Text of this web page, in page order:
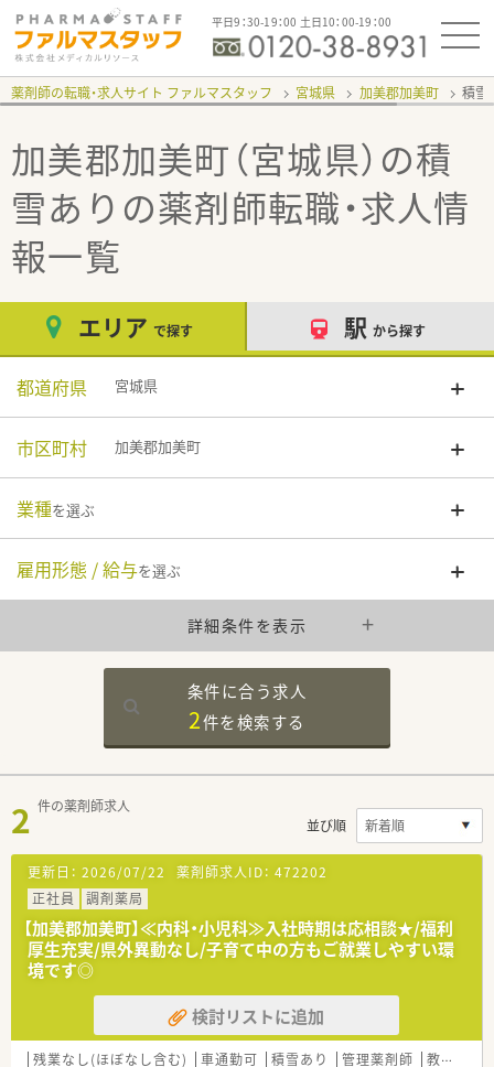
平日9：30-19：00 土日10：00-19：00
薬剤師の転職・求人サイト ファルマスタッフ 宮城県 加美郡加美町 積雪
加美郡加美町（宮城県）の積
雪あり の薬剤師転職・求人情
報一覧
エリア で探す 駅 から探す
都道府県 宮城県
市区町村 加美郡加美町
業種を選ぶ
雇用形態 / 給与を選ぶ
詳細条件を表示
条件に合う求人
2件を検索する
2 件の薬剤師求人
並び順
更新日： 2026/07/22 薬剤師求人ID： 472202
正社員
調剤薬局
【加美郡加美町】≪内科・小児科≫入社時期は応相談★/福利
厚生充実/県外異動なし/子育て中の方もご就業しやすい環
境です◎
検討リストに追加
残業なし(ほぼなし含む) 車通勤可 積雪あり 管理薬剤師 教育制度あり